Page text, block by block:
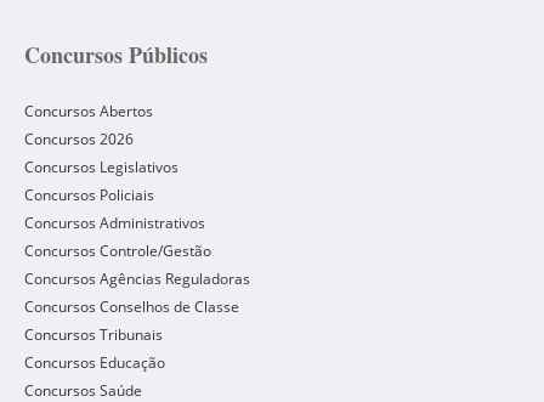
Concursos Públicos
Concursos Abertos
Concursos 2026
Concursos Legislativos
Concursos Policiais
Concursos Administrativos
Concursos Controle/Gestão
Concursos Agências Reguladoras
Concursos Conselhos de Classe
Concursos Tribunais
Concursos Educação
Concursos Saúde